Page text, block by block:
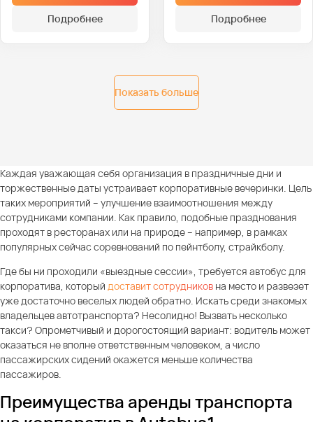
Подробнее
Подробнее
Показать больше
Каждая уважающая себя организация в праздничные дни и
торжественные даты устраивает корпоративные вечеринки. Цель
таких мероприятий – улучшение взаимоотношения между
сотрудниками компании. Как правило, подобные празднования
проходят в ресторанах или на природе – например, в рамках
популярных сейчас соревнований по пейнтболу, страйкболу.
Где бы ни проходили «выездные сессии», требуется автобус для
корпоратива, который доставит сотрудников на место и развезет
уже достаточно веселых людей обратно. Искать среди знакомых
владельцев автотранспорта? Несолидно! Вызвать несколько
такси? Опрометчивый и дорогостоящий вариант: водитель может
оказаться не вполне ответственным человеком, а число
пассажирских сидений окажется меньше количества
пассажиров.
Преимущества аренды транспорта